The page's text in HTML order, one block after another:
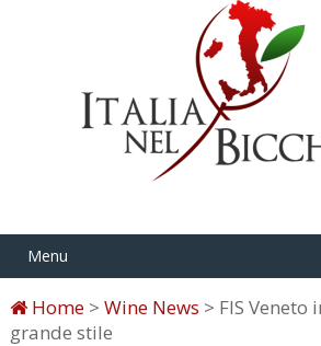
Menu
Home> Wine News > FIS
grande stile